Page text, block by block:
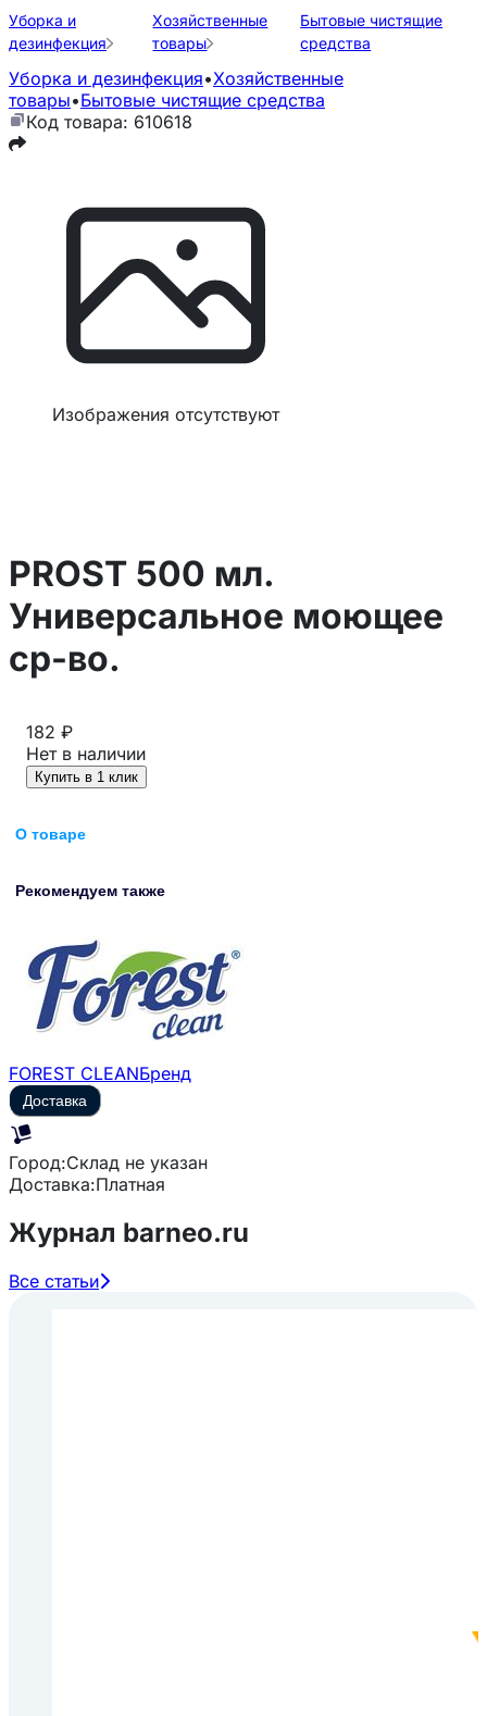
Уборка и
дезинфекция
Хозяйственные
товары
Бытовые чистящие
средства
Уборка и дезинфекция•Хозяйственные
товары•Бытовые чистящие средства
Код товара: 610618
Изображения отсутствуют
PROST 500 мл.
Универсальное моющее
ср-во.
182 ₽
Нет в наличии
Купить в 1 клик
О товаре
Рекомендуем также
FOREST CLEANБренд
Доставка
Город:Склад не указан
Доставка:Платная
Журнал barneo.ru
Все статьи